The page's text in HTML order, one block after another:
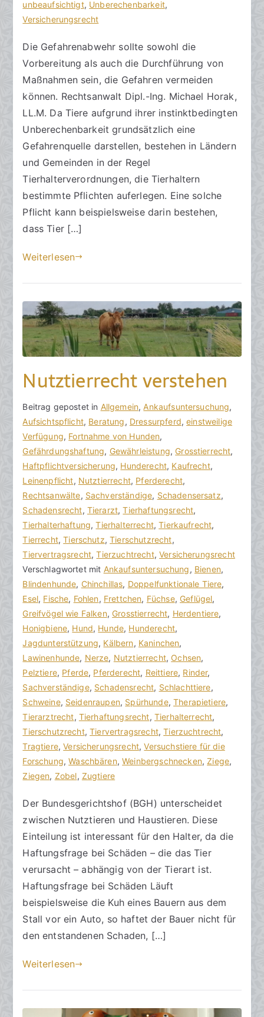
n
w
l
t
e
t
l
c
h
t
a
m
.
D
e
z
e
m
e
2
0
2
3
unbeaufsichtigt, Unberechenbarkeit,
Versicherungsrecht
zu
Öffentlich-
Gefahrenabwehr
beachten
Die Gefahrenabwehr sollte sowohl die
Vorbereitung als auch die Durchführung von
Maßnahmen sein, die Gefahren vermeiden
können. Rechtsanwalt Dipl.-Ing. Michael Horak,
LL.M. Da Tiere aufgrund ihrer instinktbedingten
Unberechenbarkeit grundsätzlich eine
Gefahrenquelle darstellen, bestehen in Ländern
und Gemeinden in der Regel
Tierhalterverordnungen, die Tierhaltern
bestimmte Pflichten auferlegen. Eine solche
Pflicht kann beispielsweise darin bestehen,
dass Tier […]
Weiterlesen
Nutztierrecht verstehen
V
o
n
h
o
r
a
k
R
e
c
h
t
s
a
n
w
ä
l
t
e
B
e
i
t
r
a
g
v
e
r
ö
f
f
e
n
t
l
i
c
h
t
a
m
2
9
.
o
v
e
m
2
0
2
Beitrag gepostet in Allgemein, Ankaufsuntersuchung,
Aufsichtspflicht, Beratung, Dressurpferd,einstweilige
Verfügung, Fortnahme von Hunden,
Gefährdungshaftung, Gewährleistung, Grosstierrecht,
Haftpflichtversicherung, Hunderecht, Kaufrecht,
Leinenpflicht, Nutztierrecht, Pferderecht,
Rechtsanwälte, Sachverständige, Schadensersatz,
Schadensrecht, Tierarzt,Tierhaftungsrecht,
Tierhalterhaftung,Tierhalterrecht,Tierkaufrecht,
Tierrecht,Tierschutz,Tierschutzrecht,
Tiervertragsrecht,Tierzuchtrecht,Versicherungsrecht
Verschlagwortet mit Ankaufsuntersuchung, Bienen,
Blindenhunde, Chinchillas, Doppelfunktionale Tiere,
Esel, Fische, Fohlen, Frettchen, Füchse, Geflügel,
Greifvögel wie Falken, Grosstierrecht, Herdentiere,
Honigbiene, Hund, Hunde, Hunderecht,
Jagdunterstützung, Kälbern, Kaninchen,
Lawinenhunde, Nerze, Nutztierrecht, Ochsen,
Pelztiere, Pferde, Pferderecht, Reittiere, Rinder,
Sachverständige, Schadensrecht, Schlachttiere,
Schweine, Seidenraupen, Spürhunde,Therapietiere,
Tierarztrecht, Tierhaftungsrecht, Tierhalterrecht,
Tierschutzrecht,Tiervertragsrecht,Tierzuchtrecht,
Tragtiere,Versicherungsrecht,Versuchstiere für die
Forschung,Waschbären,Weinbergschnecken,Ziege,
Ziegen, Zobel, Zugtiere
K
e
i
n
e
K
o
m
m
e
n
t
a
r
e
zu
Nutztierrecht
verstehen
Der Bundesgerichtshof (BGH) unterscheidet
zwischen Nutztieren und Haustieren. Diese
Einteilung ist interessant für den Halter, da die
Haftungsfrage bei Schäden – die das Tier
verursacht – abhängig von der Tierart ist.
Haftungsfrage bei Schäden Läuft
beispielsweise die Kuh eines Bauern aus dem
Stall vor ein Auto, so haftet der Bauer nicht für
den entstandenen Schaden, […]
Weiterlesen